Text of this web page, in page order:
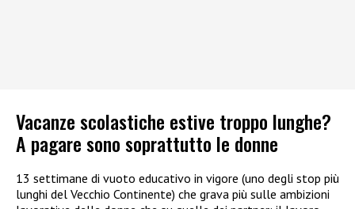
Vacanze scolastiche estive troppo lunghe?
A pagare sono soprattutto le donne
13 settimane di vuoto educativo in vigore (uno degli stop più
lunghi del Vecchio Continente) che grava più sulle ambizioni